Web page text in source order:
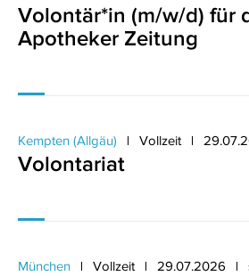
Volontär*in (m/w/d) für
Apotheker Zeitung
Kempten (Allgäu) Vollzeit
Volontariat
München Vollzeit 29.07.2026